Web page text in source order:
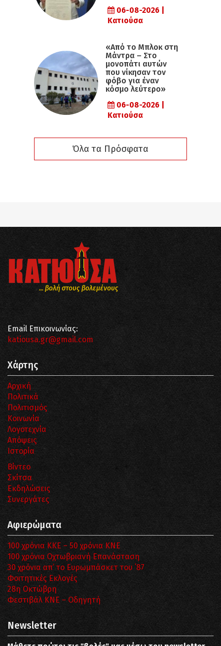
06-08-2026 |
Κατιούσα
«Από το Μπλοκ στη
Μάντρα – Στο
μονοπάτι αυτών
που νίκησαν τον
φόβο για έναν
κόσμο λεύτερο»
06-08-2026 |
Κατιούσα
Όλα τα Πρόσφατα
... βολή στους βολεμένους
Email Επικοινωνίας:
katiousa.gr@gmail.com
Χάρτης
Αρχική
Πολιτικά
Πολιτισμός
Κοινωνία
Λογοτεχνία
Απόψεις
Ιστορία
Βίντεο
Σκίτσα
Εκδηλώσεις
Συνεργάτες
Αφιερώματα
100 χρόνια ΚΚΕ – 50 χρόνια ΚΝΕ
100 χρόνια Οχτωβριανή Επανάσταση
30 χρόνια απ’ το Ευρωμπάσκετ του ΄87
Φοιτητικές Εκλογές
28η Οκτώβρη
Φεστιβάλ ΚΝΕ – Οδηγητή
Newsletter